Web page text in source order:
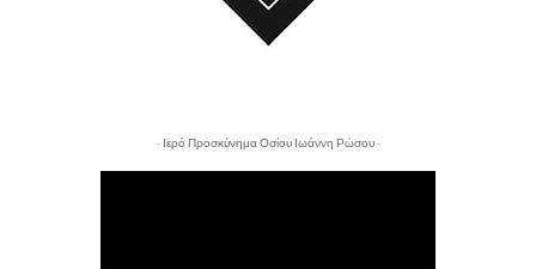
- Ιερό Προσκύνημα Οσίου Ιωάννη Ρώσου -